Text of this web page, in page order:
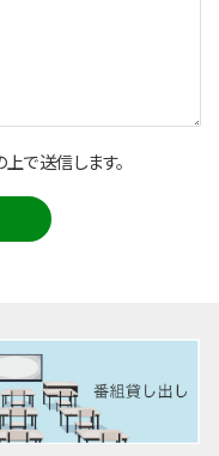
で送信します。